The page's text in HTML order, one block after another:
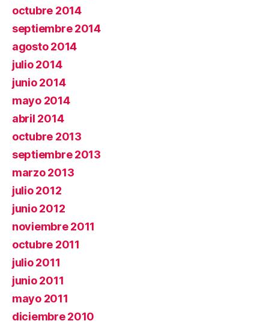
octubre 2014
septiembre 2014
agosto 2014
julio 2014
junio 2014
mayo 2014
abril 2014
octubre 2013
septiembre 2013
marzo 2013
julio 2012
junio 2012
noviembre 2011
octubre 2011
julio 2011
junio 2011
mayo 2011
diciembre 2010